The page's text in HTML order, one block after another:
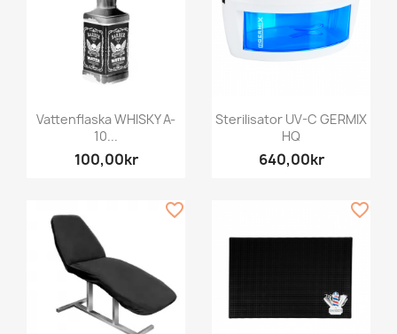
Vattenflaska WHISKY A-
10...
100,00kr
Sterilisator UV-C GERMIX
HQ
640,00kr
favorite_border favorite_border